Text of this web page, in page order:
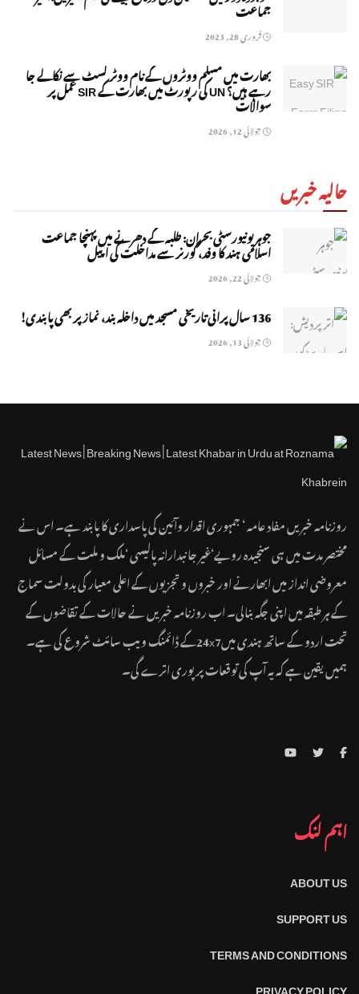
جماعت
فروری 28, 2023
بھارت میں مسلم ووٹروں کے نام ووٹر لسٹ سے نکالے جا
رہے ہیں؟ UN کی رپورٹ میں بھارت کے SIR عمل پر
سوالات
جولائی 12, 2026
حالیہ خبریں
جوہر یونیورسٹی بحران: طلبہ کے دھرنے میں پہنچا جماعت
اسلامی ہند کا وفد، گورنر سے مداخلت کی اپیل
جولائی 22, 2026
136 سال پرانی تاریخی مسجد میں داخلہ بند، نماز پر بھی پابندی!
جولائی 13, 2026
روزنامہ خبریں مفاد عامہ ‘ جمہوری اقدار وآئین کی پاسداری کا پابند ہے۔ اس نے
مختصر مدت میں ہی سنجیدہ رویے‘غیر جانبدارانہ پالیسی ‘ملک و ملت کے مسائل
معروضی انداز میں ابھارنے اور خبروں و تجزیوں کے اعلی معیار کی بدولت سماج
کے ہر طبقہ میں اپنی جگہ بنالی۔ اب روزنامہ خبریں نے حالات کے تقاضوں کے
تحت اردو کے ساتھ ہندی میں24x7کے ڈائمنگ ویب سائٹ شروع کی ہے۔
ہمیں یقین ہے کہ یہ آپ کی توقعات پر پوری اترے گی۔
اہم لنک
ABOUT US
SUPPORT US
TERMS AND CONDITIONS
PRIVACY POLICY